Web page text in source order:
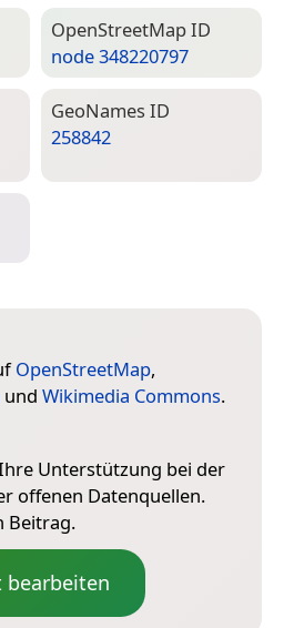
Open­Street­Map ID
node 348220797
Geo­Names ID
258842
OpenStreetMap,
und Wikimedia Commons.
Unterstützung bei der
offenen Datenquellen.
Beitrag.
bearbeiten